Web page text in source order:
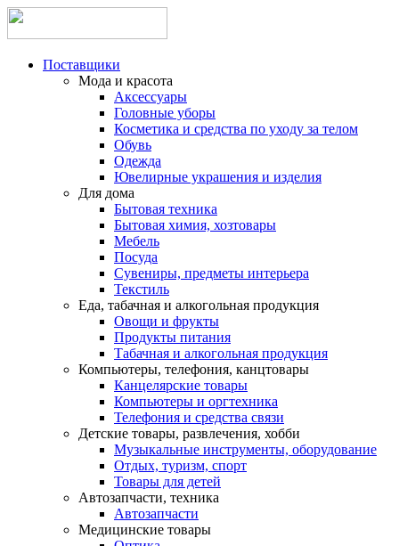
Поставщики
Мода и красота
Аксессуары
Головные уборы
Косметика и средства по уходу за телом
Обувь
Одежда
Ювелирные украшения и изделия
Для дома
Бытовая техника
Бытовая химия, хозтовары
Мебель
Посуда
Сувениры, предметы интерьера
Текстиль
Еда, табачная и алкогольная продукция
Овощи и фрукты
Продукты питания
Табачная и алкогольная продукция
Компьютеры, телефония, канцтовары
Канцелярские товары
Компьютеры и оргтехника
Телефония и средства связи
Детские товары, развлечения, хобби
Музыкальные инструменты, оборудование
Отдых, туризм, спорт
Товары для детей
Автозапчасти, техника
Автозапчасти
Медицинские товары